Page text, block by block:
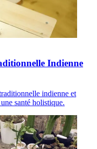
Indienne
indienne et
santé holistique.